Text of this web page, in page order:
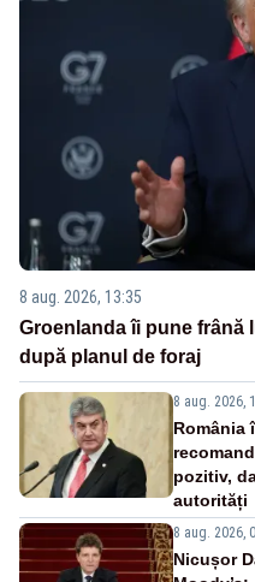
8 aug. 2026, 13:35
Groenlanda îi pune frână
după planul de foraj
8 aug. 2026,
România
pozitiv,
autorități
8 aug. 2026,
Nicușor